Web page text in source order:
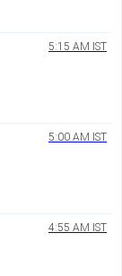
5:15 AM IST
5:00 AM IST
4:55 AM IST